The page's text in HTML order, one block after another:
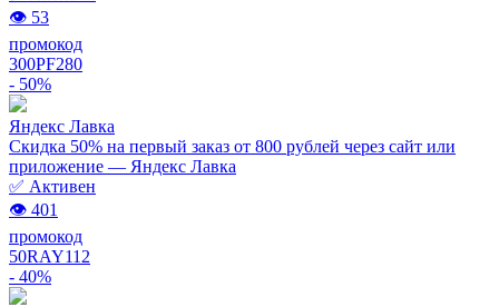
👁 53
промокод
300PF280
- 50%
Яндекс Лавка
Скидка 50% на первый заказ от 800 рублей через сайт или
приложение — Яндекс Лавка
✅ Активен
👁 401
промокод
50RAY112
- 40%